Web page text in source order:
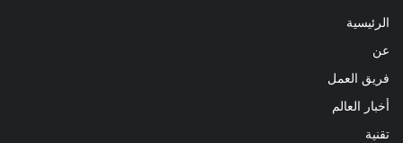
الرئيسية
عن
فريق العمل
أخبار العالم
تقنية